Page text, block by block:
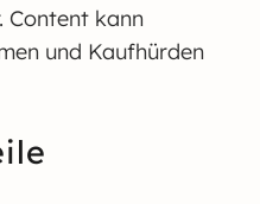
Content kann
und Kaufhürden